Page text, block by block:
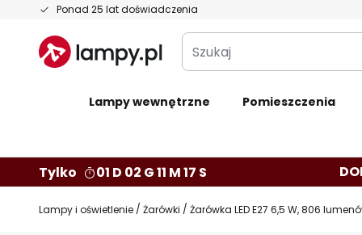
Ponad 25 lat doświadczenia
Przejdź
treści
Szukaj
Lampy wewnętrzne Pomieszczenia
Tylko 01 D 02 G 11 M 16 S
Lampy i oświetlenie Żarówki Żarówka LED E27 6,5 W, 806